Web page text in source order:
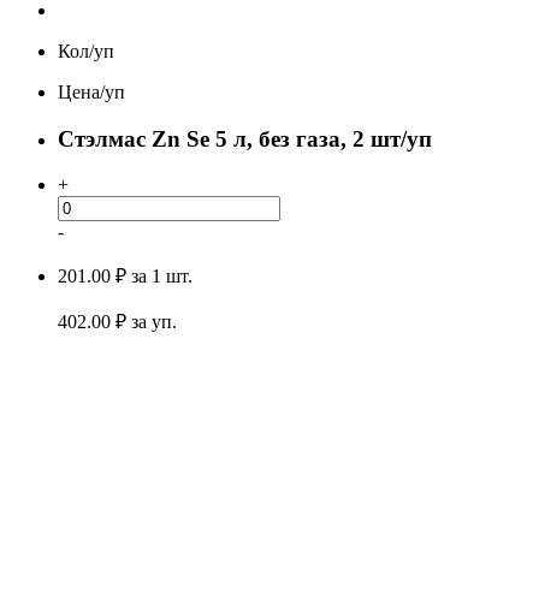
Кол/уп
Цена/уп
Стэлмас Zn Se 5 л, без газа, 2 шт/уп
+
-
201.00 ₽ за 1 шт.
402.00 ₽ за уп.